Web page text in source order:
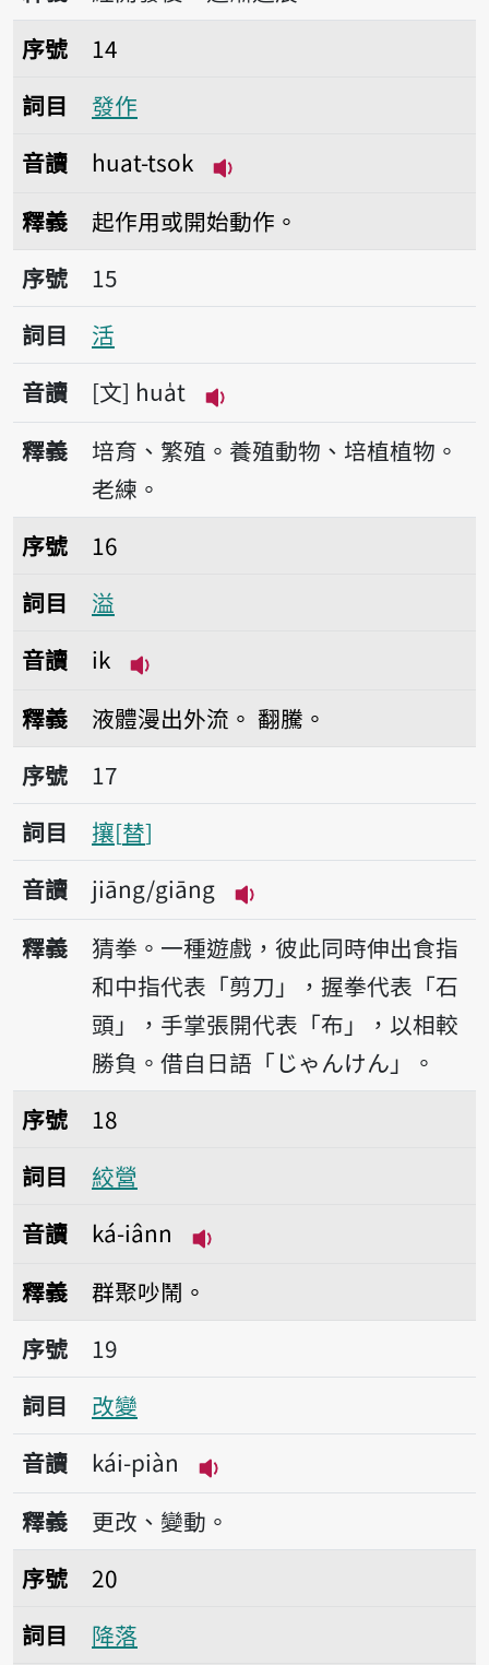
序號14發作
序號
14
詞目
發作
音讀
huat-tsok
釋義
起作用或開始動作。
序號15活
序號
15
詞目
活
音讀
文 hua̍t
播放音讀hua̍t
釋義
培育、繁殖。養殖動物、培植植物。
老練。
序號16溢
序號
16
詞目
溢
音讀
ik
釋義 液體漫出外流。 翻騰。
序號17攘
序號
17
詞目
攘 替
音讀
jiāng/giāng
播放音讀jiāng/giāng
釋義
猜拳。一種遊戲，彼此同時伸出食指
和中指代表「剪刀」，握拳代表「石
頭」，手掌張開代表「布」，以相較
勝負。借自日語「じゃんけん」。
序號18絞營
序號
18
詞目
絞營
音讀
ká-iânn
釋義
群聚吵鬧。
序號19改變
序號
19
詞目
改變
音讀
kái-piàn
播放音讀kái-piàn
釋義
更改、變動。
序號20降落
序號
20
詞目
降落